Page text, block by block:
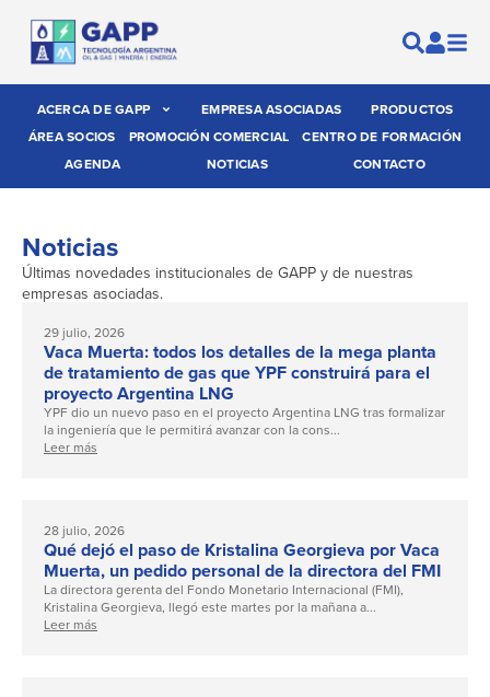
ACERCA DE GAPP EMPRESA ASOCIADAS
PRODUCTOS
ÁREA SOCIOS
PROMOCIÓN COMERCIAL
CENTRO DE FORMACIÓN
AGENDA
NOTICIAS CONTACTO
Noticias
Últimas novedades institucionales de GAPP y de nuestras
empresas asociadas.
29 julio, 2026
Vaca Muerta: todos los detalles de la mega planta
de tratamiento de gas que YPF construirá para el
proyecto Argentina LNG
YPF dio un nuevo paso en el proyecto Argentina LNG tras formalizar
la ingeniería que le permitirá avanzar con la cons...
Leer más
28 julio, 2026
Qué dejó el paso de Kristalina Georgieva por Vaca
Muerta, un pedido personal de la directora del FMI
La directora gerenta del Fondo Monetario Internacional (FMI),
Kristalina Georgieva, llegó este martes por la mañana a...
Leer más